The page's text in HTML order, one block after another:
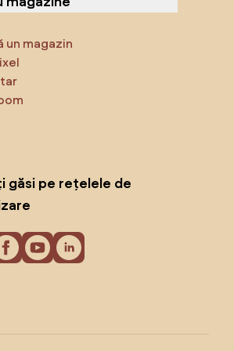
un magazin
găsi pe rețelele de